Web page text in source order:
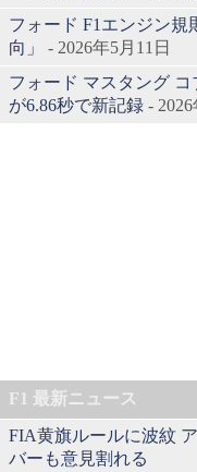
フォード F1エンジン規
向」
- 2026年5月11日
フォード マスタング コ
が6.86秒で新記録 - 2026
F1 最新ニュース
FIA黄旗ルールに波紋
バーも意見割れる